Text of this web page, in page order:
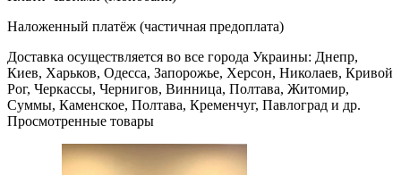
Наложенный платёж (частичная предоплата)
Доставка осуществляется во все города Украины: Днепр,
Киев, Харьков, Одесса, Запорожье, Херсон, Николаев, Кривой
Рог, Черкассы, Чернигов, Винница, Полтава, Житомир,
Суммы, Каменское, Полтава, Кременчуг, Павлоград и др.
Просмотренные товары